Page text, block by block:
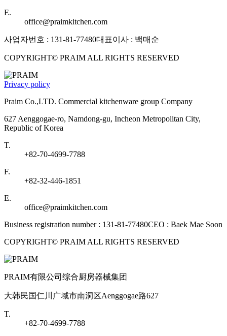
E.
office@praimkitchen.com
사업자번호 : 131-81-77480대표이사 : 백매순
COPYRIGHT© PRAIM ALL RIGHTS RESERVED
Privacy policy
Praim Co.,LTD. Commercial kitchenware group Company
627 Aenggogae-ro, Namdong-gu, Incheon Metropolitan City,
Republic of Korea
T.
+82-70-4699-7788
F.
+82-32-446-1851
E.
office@praimkitchen.com
Business registration number : 131-81-77480CEO : Baek Mae Soon
COPYRIGHT© PRAIM ALL RIGHTS RESERVED
PRAIM有限公司综合厨房器械集团
大韩民国仁川广域市南洞区Aenggogae路627
T.
+82-70-4699-7788